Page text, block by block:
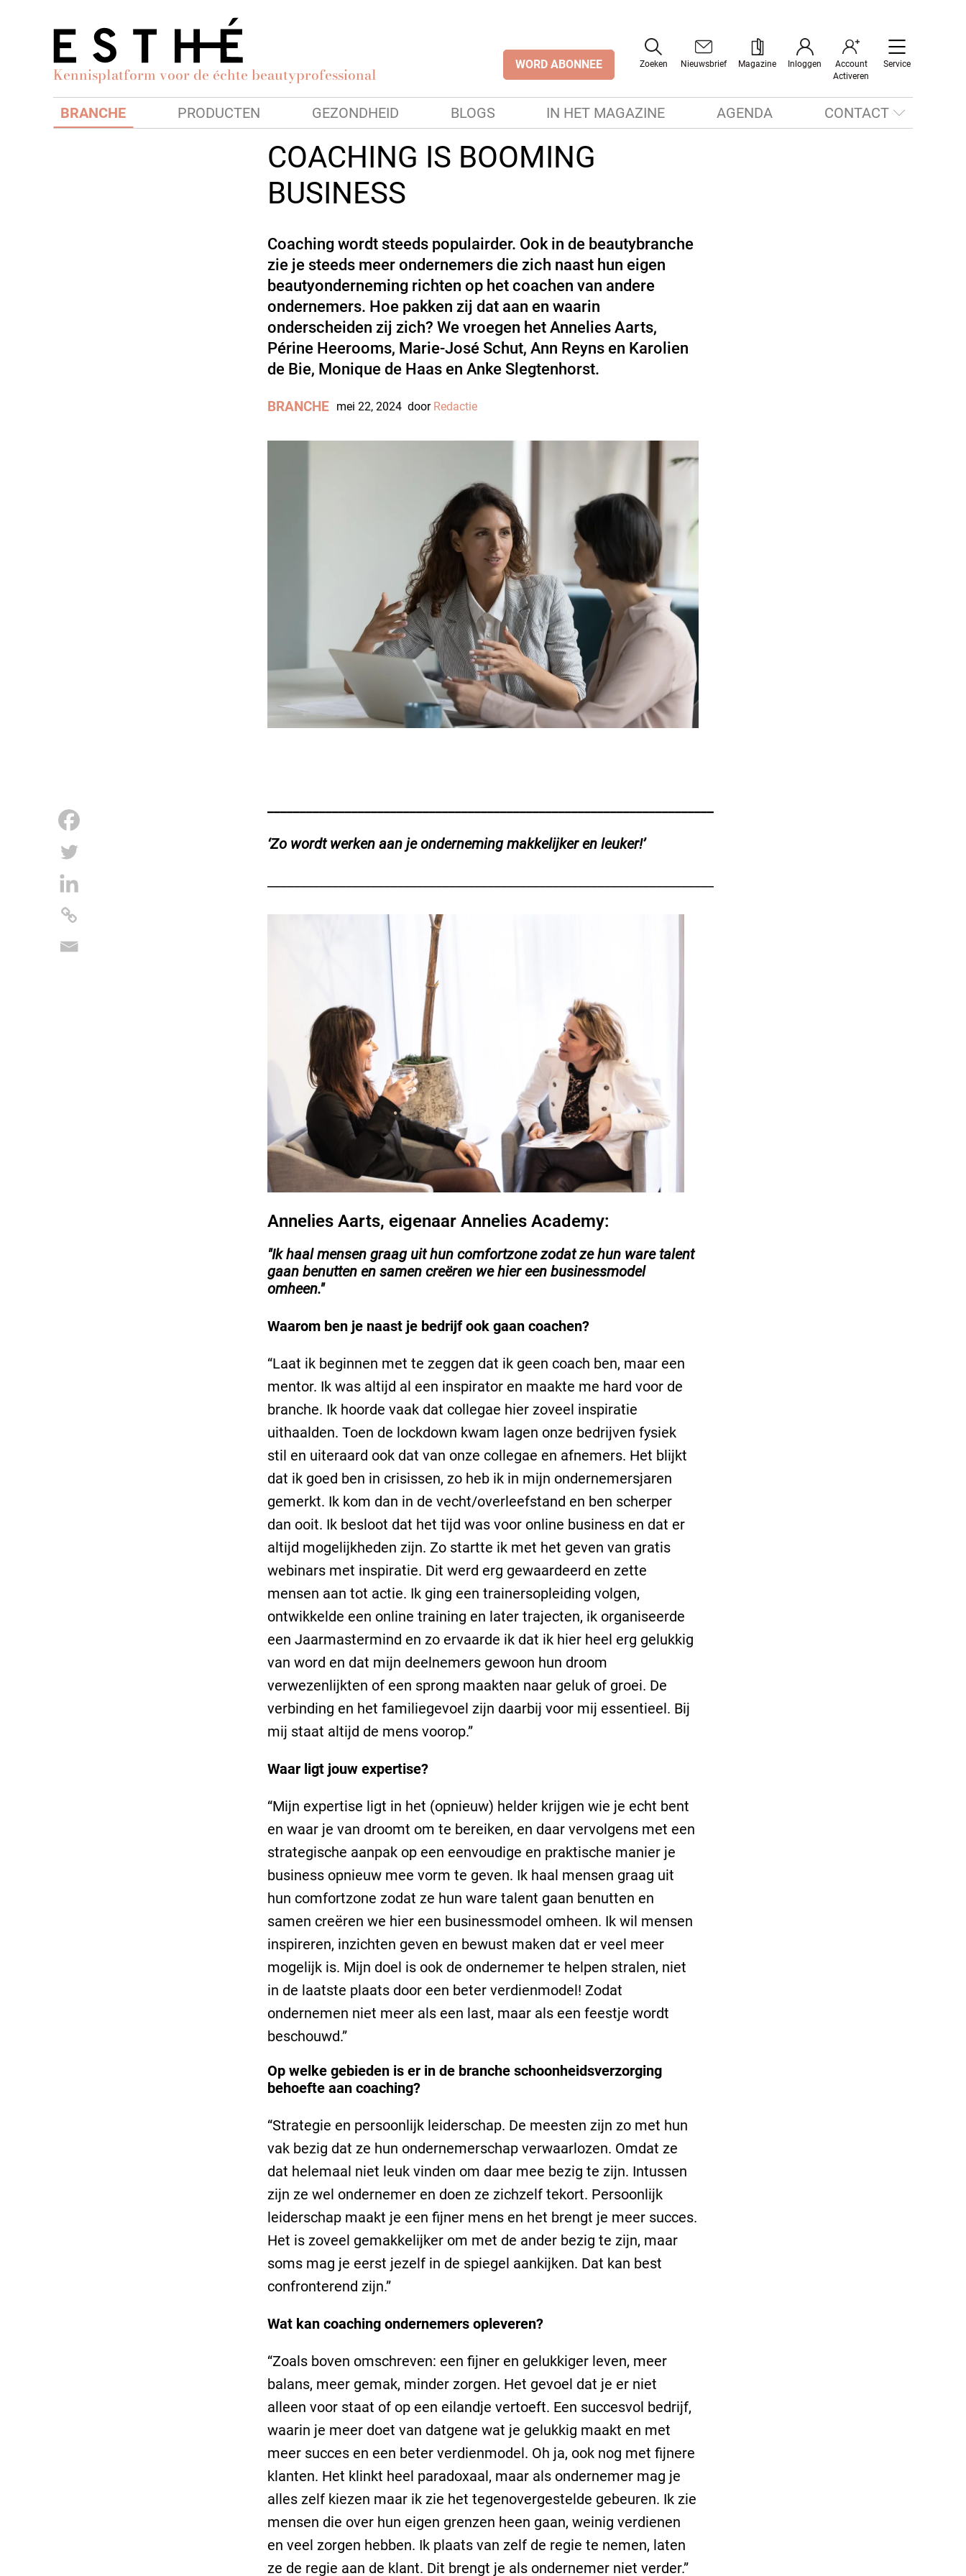
Kennisplatform voor de échte beautyprofessional WORD ABONNEE Zoeken Nieuwsbrief Magazine Inloggen
Account
Activeren
Service
BRANCHE PRODUCTEN GEZONDHEID BLOGS IN HET MAGAZINE AGENDA CONTACT
COACHING IS BOOMING
BUSINESS
Coaching wordt steeds populairder. Ook in de beautybranche
zie je steeds meer ondernemers die zich naast hun eigen
beautyonderneming richten op het coachen van andere
ondernemers. Hoe pakken zij dat aan en waarin
onderscheiden zij zich? We vroegen het Annelies Aarts,
Périne Heerooms, Marie-José Schut, Ann Reyns en Karolien
de Bie, Monique de Haas en Anke Slegtenhorst.
BRANCHE mei 22, 2024 door Redactie
‘Zo wordt werken aan je onderneming makkelijker en leuker!’
Annelies Aarts, eigenaar Annelies Academy:
"Ik haal mensen graag uit hun comfortzone zodat ze hun ware talent
gaan benutten en samen creëren we hier een businessmodel
omheen."
Waarom ben je naast je bedrijf ook gaan coachen?
“Laat ik beginnen met te zeggen dat ik geen coach ben, maar een
mentor. Ik was altijd al een inspirator en maakte me hard voor de
branche. Ik hoorde vaak dat collegae hier zoveel inspiratie
uithaalden. Toen de lockdown kwam lagen onze bedrijven fysiek
stil en uiteraard ook dat van onze collegae en afnemers. Het blijkt
dat ik goed ben in crisissen, zo heb ik in mijn ondernemersjaren
gemerkt. Ik kom dan in de vecht/overleefstand en ben scherper
dan ooit. Ik besloot dat het tijd was voor online business en dat er
altijd mogelijkheden zijn. Zo startte ik met het geven van gratis
webinars met inspiratie. Dit werd erg gewaardeerd en zette
mensen aan tot actie. Ik ging een trainersopleiding volgen,
ontwikkelde een online training en later trajecten, ik organiseerde
een Jaarmastermind en zo ervaarde ik dat ik hier heel erg gelukkig
van word en dat mijn deelnemers gewoon hun droom
verwezenlijkten of een sprong maakten naar geluk of groei. De
verbinding en het familiegevoel zijn daarbij voor mij essentieel. Bij
mij staat altijd de mens voorop.”
Waar ligt jouw expertise?
“Mijn expertise ligt in het (opnieuw) helder krijgen wie je echt bent
en waar je van droomt om te bereiken, en daar vervolgens met een
strategische aanpak op een eenvoudige en praktische manier je
business opnieuw mee vorm te geven. Ik haal mensen graag uit
hun comfortzone zodat ze hun ware talent gaan benutten en
samen creëren we hier een businessmodel omheen. Ik wil mensen
inspireren, inzichten geven en bewust maken dat er veel meer
mogelijk is. Mijn doel is ook de ondernemer te helpen stralen, niet
in de laatste plaats door een beter verdienmodel! Zodat
ondernemen niet meer als een last, maar als een feestje wordt
beschouwd.”
Op welke gebieden is er in de branche schoonheidsverzorging
behoefte aan coaching?
“Strategie en persoonlijk leiderschap. De meesten zijn zo met hun
vak bezig dat ze hun ondernemerschap verwaarlozen. Omdat ze
dat helemaal niet leuk vinden om daar mee bezig te zijn. Intussen
zijn ze wel ondernemer en doen ze zichzelf tekort. Persoonlijk
leiderschap maakt je een fijner mens en het brengt je meer succes.
Het is zoveel gemakkelijker om met de ander bezig te zijn, maar
soms mag je eerst jezelf in de spiegel aankijken. Dat kan best
confronterend zijn.”
Wat kan coaching ondernemers opleveren?
“Zoals boven omschreven: een fijner en gelukkiger leven, meer
balans, meer gemak, minder zorgen. Het gevoel dat je er niet
alleen voor staat of op een eilandje vertoeft. Een succesvol bedrijf,
waarin je meer doet van datgene wat je gelukkig maakt en met
meer succes en een beter verdienmodel. Oh ja, ook nog met fijnere
klanten. Het klinkt heel paradoxaal, maar als ondernemer mag je
alles zelf kiezen maar ik zie het tegenovergestelde gebeuren. Ik zie
mensen die over hun eigen grenzen heen gaan, weinig verdienen
en veel zorgen hebben. Ik plaats van zelf de regie te nemen, laten
ze de regie aan de klant. Dit brengt je als ondernemer niet verder.”